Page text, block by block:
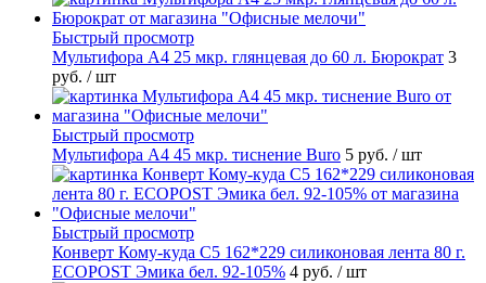
Быстрый просмотр
Мультифора А4 25 мкр. глянцевая до 60 л. Бюрократ 3
руб. / шт
Быстрый просмотр
Мультифора А4 45 мкр. тиснение Buro 5 руб. / шт
Быстрый просмотр
Конверт Кому-куда С5 162*229 силиконовая лента 80 г.
ECOPOST Эмика бел. 92-105% 4 руб. / шт